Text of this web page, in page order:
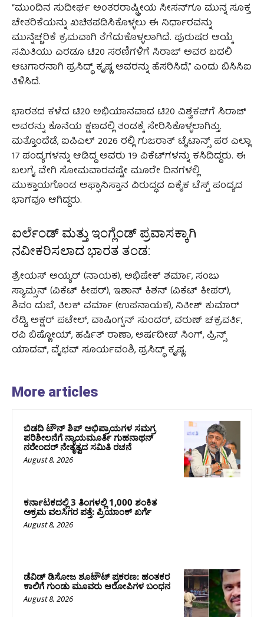
“ಮುಂದಿನ ಸುದೀರ್ಘ ಅಂತರರಾಷ್ಟ್ರೀಯ ಸೀಸನ್‌ಗೂ ಮುನ್ನ ಸೂಕ್ತ
ಚೇತರಿಕೆಯನ್ನು ಖಚಿತಪಡಿಸಿಕೊಳ್ಳಲು ಈ ನಿರ್ಧಾರವನ್ನು
ಮುನ್ನೆಚ್ಚರಿಕೆ ಕ್ರಮವಾಗಿ ತೆಗೆದುಕೊಳ್ಳಲಾಗಿದೆ. ಪುರುಷರ ಆಯ್ಕೆ
ಸಮಿತಿಯು ಎರಡೂ ಟಿ20 ಸರಣಿಗಳಿಗೆ ಸಿರಾಜ್ ಅವರ ಬದಲಿ
ಆಟಗಾರನಾಗಿ ಪ್ರಸಿದ್ಧ್ ಕೃಷ್ಣ ಅವರನ್ನು ಹೆಸರಿಸಿದೆ,” ಎಂದು ಬಿಸಿಸಿಐ
ತಿಳಿಸಿದೆ.
ಭಾರತದ ಕಳೆದ ಟಿ20 ಅಭಿಯಾನವಾದ ಟಿ20 ವಿಶ್ವಕಪ್‌ಗೆ ಸಿರಾಜ್
ಅವರನ್ನು ಕೊನೆಯ ಕ್ಷಣದಲ್ಲಿ ತಂಡಕ್ಕೆ ಸೇರಿಸಿಕೊಳ್ಳಲಾಗಿತ್ತು.
ಮತ್ತೊಂದೆಡೆ, ಐಪಿಎಲ್ 2026 ರಲ್ಲಿ ಗುಜರಾತ್ ಟೈಟಾನ್ಸ್ ಪರ ಎಲ್ಲಾ
17 ಪಂದ್ಯಗಳನ್ನು ಆಡಿದ್ದ ಅವರು 19 ವಿಕೆಟ್‌ಗಳನ್ನು ಕಸಿದಿದ್ದರು. ಈ
ಬಲಗೈ ವೇಗಿ ಸೋಮವಾರವಷ್ಟೇ ಮೂರೇ ದಿನಗಳಲ್ಲಿ
ಮುಕ್ತಾಯಗೊಂಡ ಅಫ್ಘಾನಿಸ್ತಾನ ವಿರುದ್ಧದ ಏಕೈಕ ಟೆಸ್ಟ್ ಪಂದ್ಯದ
ಭಾಗವೂ ಆಗಿದ್ದರು.
ಐರ್ಲೆಂಡ್ ಮತ್ತು ಇಂಗ್ಲೆಂಡ್ ಪ್ರವಾಸಕ್ಕಾಗಿ
ನವೀಕರಿಸಲಾದ ಭಾರತ ತಂಡ:
ಶ್ರೇಯಸ್ ಅಯ್ಯರ್ (ನಾಯಕ), ಅಭಿಷೇಕ್ ಶರ್ಮಾ, ಸಂಜು
ಸ್ಯಾಮ್ಸನ್ (ವಿಕೆಟ್ ಕೀಪರ್), ಇಶಾನ್ ಕಿಶನ್ (ವಿಕೆಟ್ ಕೀಪರ್),
ಶಿವಂ ದುಬೆ, ತಿಲಕ್ ವರ್ಮಾ (ಉಪನಾಯಕ), ನಿತೀಶ್ ಕುಮಾರ್
ರೆಡ್ಡಿ, ಅಕ್ಷರ್ ಪಟೇಲ್, ವಾಷಿಂಗ್ಟನ್ ಸುಂದರ್, ವರುಣ್ ಚಕ್ರವರ್ತಿ,
ರವಿ ಬಿಷ್ಣೋಯ್, ಹರ್ಷಿತ್ ರಾಣಾ, ಅರ್ಷದೀಪ್ ಸಿಂಗ್, ಪ್ರಿನ್ಸ್
ಯಾದವ್, ವೈಭವ್ ಸೂರ್ಯವಂಶಿ, ಪ್ರಸಿದ್ಧ್ ಕೃಷ್ಣ.
More articles
ಬಿಡದಿ ಟೌನ್ ಶಿಪ್ ಅಭಿಪ್ರಾಯಗಳ ಸಮಗ್ರ
ಪರಿಶೀಲನೆಗೆ ನ್ಯಾಯಮೂರ್ತಿ ಗುಹನಾಥನ್
ನರೇಂದರ್ ನೇತೃತ್ವದ ಸಮಿತಿ ರಚನೆ
August 8, 2026
ಕರ್ನಾಟಕದಲ್ಲಿ 3 ತಿಂಗಳಲ್ಲಿ 1,000 ಶಂಕಿತ
ಅಕ್ರಮ ವಲಸಿಗರ ಪತ್ತೆ: ಪ್ರಿಯಾಂಕ್‌ ಖರ್ಗೆ
August 8, 2026
ಡೆವಿಡ್ ಡಿಸೋಜ ಶೂಟೌಟ್ ಪ್ರಕರಣ: ಹಂತಕರ
ಕಾಲಿಗೆ ಗುಂಡು ಮೂವರು ಆರೋಪಿಗಳ ಬಂಧನ
August 8, 2026